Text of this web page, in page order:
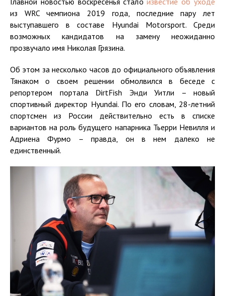
из WRC чемпиона 2019 года, последние пару лет
выступавшего в составе Hyundai Motorsport. Среди
возможных кандидатов на замену неожиданно
прозвучало имя Николая Грязина.
Об этом за несколько часов до официального объявления
Тянаком о своем решении обмолвился в беседе с
репортером портала DirtFish Энди Уитли – новый
спортивный директор Hyundai. По его словам, 28-летний
спортсмен из России действительно есть в списке
вариантов на роль будущего напарника Тьерри Невилля и
Адриена Фурмо – правда, он в нем далеко не
единственный.